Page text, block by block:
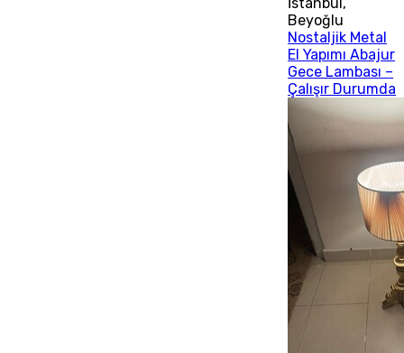
Beyoğlu
Nostaljik Metal
El Yapımı Abajur
Gece Lambası –
Çalışır Durumda